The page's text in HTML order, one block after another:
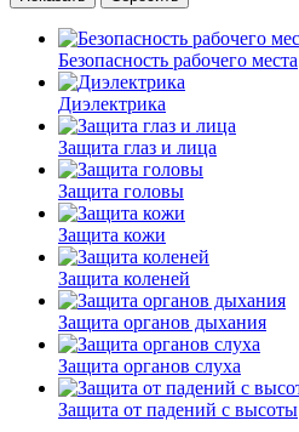
Безопасность рабочего места
Диэлектрика
Защита глаз и лица
Защита головы
Защита кожи
Защита коленей
Защита органов дыхания
Защита органов слуха
Защита от падений с высоты